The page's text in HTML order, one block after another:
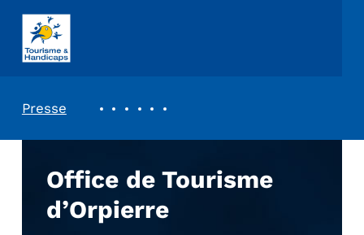
ASSOCIATION TOURISME ET HANDICAPS
Presse
Office de Tourisme
d’Orpierre